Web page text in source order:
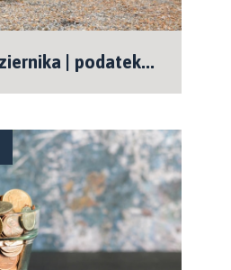
| podatek...